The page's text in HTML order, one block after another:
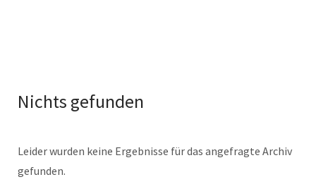
Nichts gefunden
Leider wurden keine Ergebnisse für das angefragte Archiv
gefunden.